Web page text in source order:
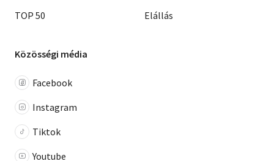
TOP 50
Elállás
Közösségi média
Facebook
Instagram
Tiktok
Youtube